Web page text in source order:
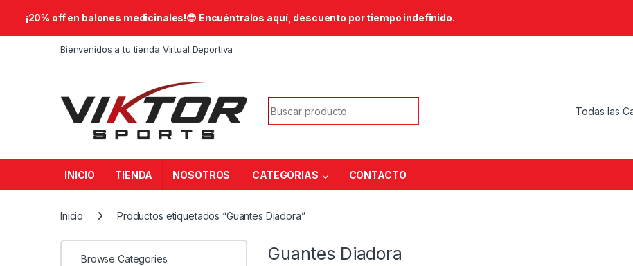
​¡20% off en balones medicinales!😎​ Encuéntralos aquí, descuento por tiempo indefinido.
Bienvenidos a tu tienda Virtual Deportiva
Search for:
INICIO TIENDA NOSOTROS CATEGORIAS CONTACTO
Inicio Productos etiquetados “Guantes Diadora”
Guantes Diadora
Browse Categories